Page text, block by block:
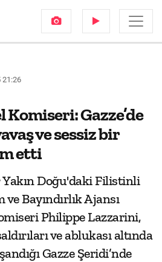
21:26
Komiseri: Gazze’de
ve sessiz bir
etti
Doğu'daki Filistinli
Bayındırlık Ajansı
Philippe Lazzarini,
ve ablukası altında
Gazze Şeridi’nde